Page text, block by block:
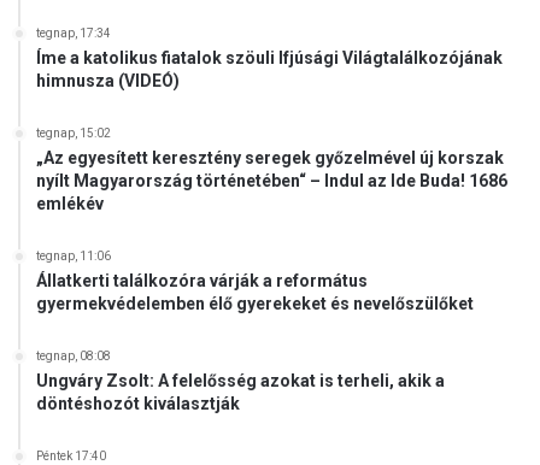
tegnap, 17:34
Íme a katolikus fiatalok szöuli Ifjúsági Világtalálkozójának
himnusza (VIDEÓ)
tegnap, 15:02
„Az egyesített keresztény seregek győzelmével új korszak
nyílt Magyarország történetében“ – Indul az Ide Buda! 1686
emlékév
tegnap, 11:06
Állatkerti találkozóra várják a református
gyermekvédelemben élő gyerekeket és nevelőszülőket
tegnap, 08:08
Ungváry Zsolt: A felelősség azokat is terheli, akik a
döntéshozót kiválasztják
Péntek 17:40